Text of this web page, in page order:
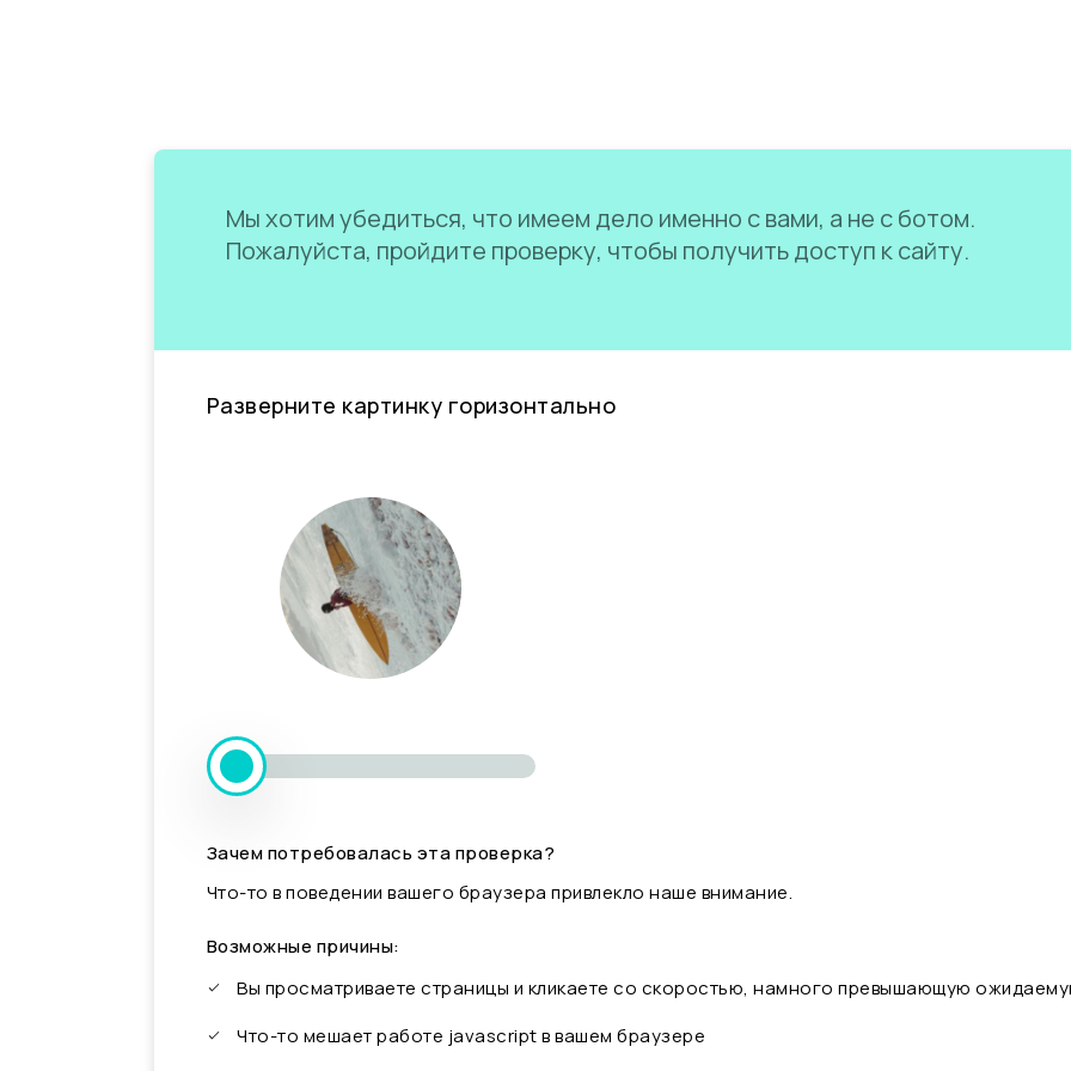
Мы хотим убедиться, что имеем дело именно с вами, а не с ботом.
Пожалуйста, пройдите проверку, чтобы получить доступ к сайту.
Разверните картинку горизонтально
Зачем потребовалась эта проверка?
Что-то в поведении вашего браузера привлекло наше внимание.
Возможные причины:
Вы просматриваете страницы и кликаете со скоростью, намного превышающую
Что-то мешает работе javascript в вашем браузере